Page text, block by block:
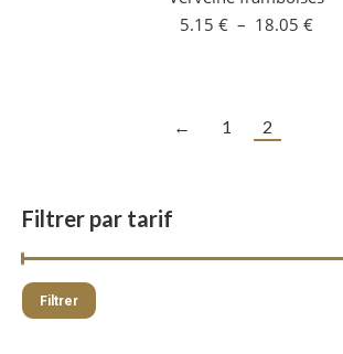
5.15 € – 18.05 €Plage
← 1 2
Filtrer par tarif
Filtrer